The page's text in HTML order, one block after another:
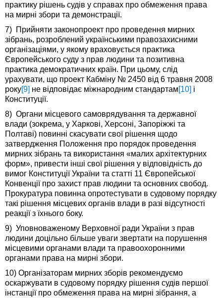
практику рішень судів у справах про обмеження права
на мирні збори та демонстрації.
7) Прийняти законопроект про проведення мирних
зібрань, розроблений українськими правозахисними
організаціями, у якому враховується практика
Європейського суду з прав людини та позитивна
практика демократичних країн. При цьому, слід
урахувати, що проект Кабміну № 2450 від 6 травня 2008
року[9] не відповідає міжнародним стандартам[10] і
Конституції.
8) Органи місцевого самоврядування та державної
влади (зокрема, у Харкові, Херсоні, Запоріжжі та
Полтаві) повинні скасувати свої рішення щодо
затвердження Положення про порядок проведення
мирних зібрань та використання «малих архітектурних
форм», привести інші свої рішення у відповідність до
вимог Конституції України та статті 11 Європейської
Конвенції про захист прав людини та основних свобод.
Прокуратура повинна опротестувати в судовому порядку
такі рішення місцевих органів влади в разі відсутності
реакції з їхнього боку.
9) Уповноваженому Верховної ради України з прав
людини доцільно більше уваги звертати на порушення
місцевими органами влади та правоохоронними
органами права на мирні збори.
10) Організаторам мирних зборів рекомендуємо
оскаржувати в судовому порядку рішення судів першої
інстанції про обмеження права на мирні зібрання, а